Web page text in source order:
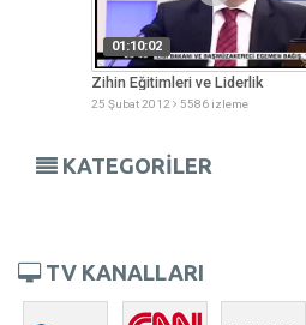
01:10:02
Zihin Eğitimleri ve Liderlik
25 Şubat 2012 5586 izleme
KATEGORİLER
TV KANALLARI